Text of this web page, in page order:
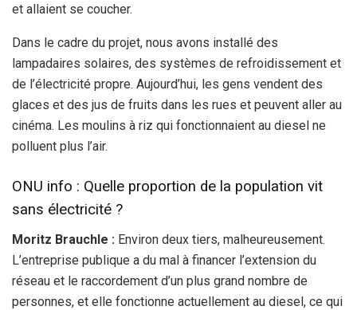
et allaient se coucher.
Dans le cadre du projet, nous avons installé des
lampadaires solaires, des systèmes de refroidissement et
de l’électricité propre. Aujourd’hui, les gens vendent des
glaces et des jus de fruits dans les rues et peuvent aller au
cinéma. Les moulins à riz qui fonctionnaient au diesel ne
polluent plus l’air.
ONU info : Quelle proportion de la population vit
sans électricité ?
Moritz Brauchle : Environ deux tiers, malheureusement.
L’entreprise publique a du mal à financer l’extension du
réseau et le raccordement d’un plus grand nombre de
personnes, et elle fonctionne actuellement au diesel, ce qui